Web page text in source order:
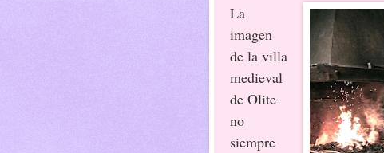
La
imagen
de la villa
medieval
de Olite
no
siempre